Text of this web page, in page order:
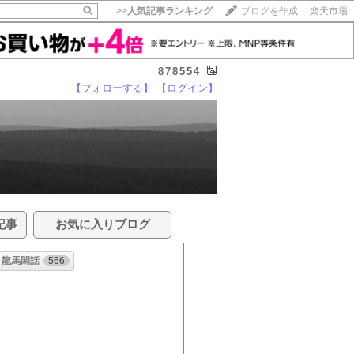
>>人気記事ランキング ブログを作成 楽天市場
878554
【フォローする】 【ログイン】
事 お気に入りブログ
龍馬閑話 566